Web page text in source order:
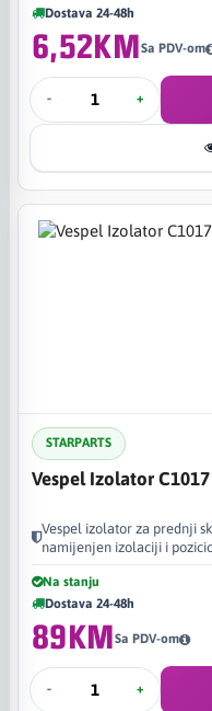
Dostava 24-48h
6,52KMSa PDV-om
- +
STARPARTS
Vespel Izolator C1017
Vespel izolator za prednji
namijenjen izolaciji i
Na stanju
Dostava 24-48h
89KMSa PDV-om
- +